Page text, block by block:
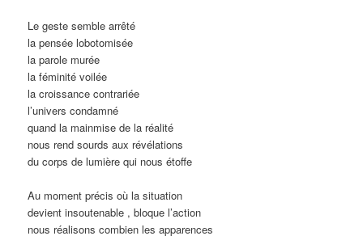
Le geste semble arrêté
la pensée lobotomisée
la parole murée
la féminité voilée
la croissance contrariée
l’univers condamné
quand la mainmise de la réalité
nous rend sourds aux révélations
du corps de lumière qui nous étoffe
Au moment précis où la situation
devient insoutenable , bloque l’action
nous réalisons combien les apparences